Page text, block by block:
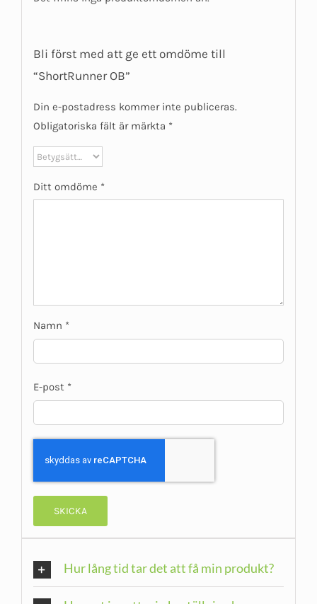
Bli först med att ge ett omdöme till
“ShortRunner OB”
Din e-postadress kommer inte publiceras.
Obligatoriska fält är märkta *
Ditt omdöme *
Namn *
E-post *
Hur lång tid tar det att få min produkt?